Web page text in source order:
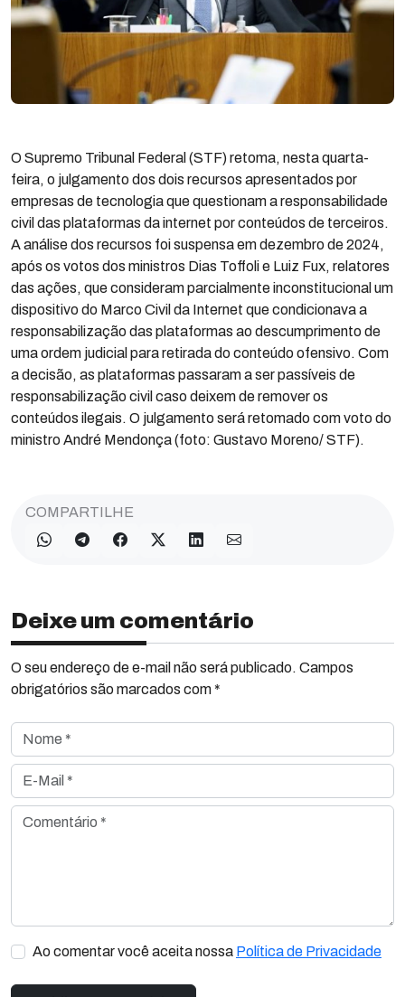
O Supremo Tribunal Federal (STF) retoma, nesta quarta-
feira, o julgamento dos dois recursos apresentados por
empresas de tecnologia que questionam a responsabilidade
civil das plataformas da internet por conteúdos de terceiros.
A análise dos recursos foi suspensa em dezembro de 2024,
após os votos dos ministros Dias Toffoli e Luiz Fux, relatores
das ações, que consideram parcialmente inconstitucional um
dispositivo do Marco Civil da Internet que condicionava a
responsabilização das plataformas ao descumprimento de
uma ordem judicial para retirada do conteúdo ofensivo. Com
a decisão, as plataformas passaram a ser passíveis de
responsabilização civil caso deixem de remover os
conteúdos ilegais. O julgamento será retomado com voto do
ministro André Mendonça (foto: Gustavo Moreno/ STF).
COMPARTILHE
Deixe um comentário
O seu endereço de e-mail não será publicado. Campos
obrigatórios são marcados com *
Nome *
E-Mail *
Comentário *
Ao comentar você aceita nossa Política de Privacidade